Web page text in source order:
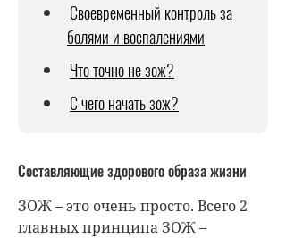
Своевременный контроль за
болями и воспалениями
Что точно не зож?
С чего начать зож?
Составляющие здорового образа жизни
ЗОЖ – это очень просто. Всего 2
главных принципа ЗОЖ –